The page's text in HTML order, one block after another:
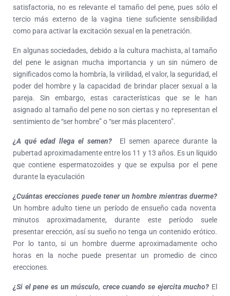
satisfactoria, no es relevante el tamaño del pene, pues sólo el
tercio más externo de la vagina tiene suficiente sensibilidad
como para activar la excitación sexual en la penetración.
En algunas sociedades, debido a la cultura machista, al tamaño
del pene le asignan mucha importancia y un sin número de
significados como la hombría, la virilidad, el valor, la seguridad, el
poder del hombre y la capacidad de brindar placer sexual a la
pareja. Sin embargo, estas características que se le han
asignado al tamaño del pene no son ciertas y no representan el
sentimiento de “ser hombre” o “ser más placentero”.
¿A qué edad llega el semen?
El semen aparece durante la
pubertad aproximadamente entre los 11 y 13 años. Es un líquido
que contiene espermatozoides y que se expulsa por el pene
durante la eyaculación
¿Cuántas erecciones puede tener un hombre mientras duerme?
Un hombre adulto tiene un período de ensueño cada noventa
minutos aproximadamente, durante este período suele
presentar erección, así su sueño no tenga un contenido erótico.
Por lo tanto, si un hombre duerme aproximadamente ocho
horas en la noche puede presentar un promedio de cinco
erecciones.
¿Si el pene es un músculo, crece cuando se ejercita mucho? El